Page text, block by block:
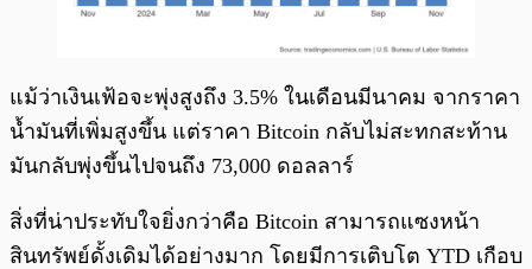
แม้ว่าเงินเฟ้อจะพุ่งสูงถึง 3.5% ในเดือนมีนาคม จากราคา
น้ำมันที่เพิ่มสูงขึ้น แต่ราคา Bitcoin กลับไม่สะทกสะท้าน
มันกลับพุ่งขึ้นไปจนถึง 73,000 ดอลลาร์
สิ่งที่น่าประทับใจยิ่งกว่าคือ Bitcoin สามารถแซงหน้า
สินทรัพย์ดั้งเดิมได้อย่างมาก โดยมีการเติบโต YTD เกือบ